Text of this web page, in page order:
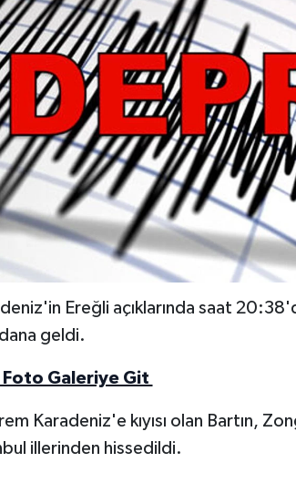
Ereğli açıklarında saat
geldi.
Foto Galeriye Git
Karadeniz'e kıyısı olan Bartın,
illerinden hissedildi.